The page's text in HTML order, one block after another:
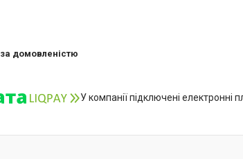
за домовленістю
У компанії підключені